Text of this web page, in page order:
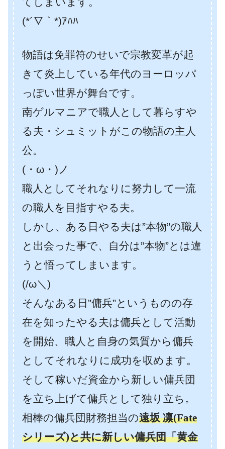
(*´∇｀*)ｱﾊﾊ
物語は免罪符のせいで宗教変革が起
きて炎上している年代のヨーロッパ
っぽい世界が舞台です。
南ゲルマニアで職人として暮らすや
る夫・シュミットがこの物語の主人
公。
(・ω・)ノ
職人としてそれなりに努力して一流
の職人を目指すやる夫。
しかし、ある日やる夫は”本物”の職人
と出会った事で、自分は”本物”とは違
うと悟ってしまいます。
(/ω＼)
そんなある日”傭兵”というものの存
在を知ったやる夫は傭兵として活動
を開始、職人と自身の気質から傭兵
としてそれなりに成功を収めます。
そして稼いだ資金から新しい傭兵団
を立ち上げて傭兵として独り立ち。
相棒の傭兵団財務担当の遠坂 凛(Fate
シリーズ)と共に新しい傭兵団「黄金